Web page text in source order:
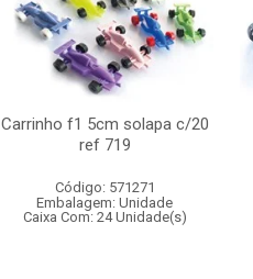
Carrinho f1 5cm solapa c/20
ref 719
Código: 571271
Embalagem: Unidade
Caixa Com: 24 Unidade(s)